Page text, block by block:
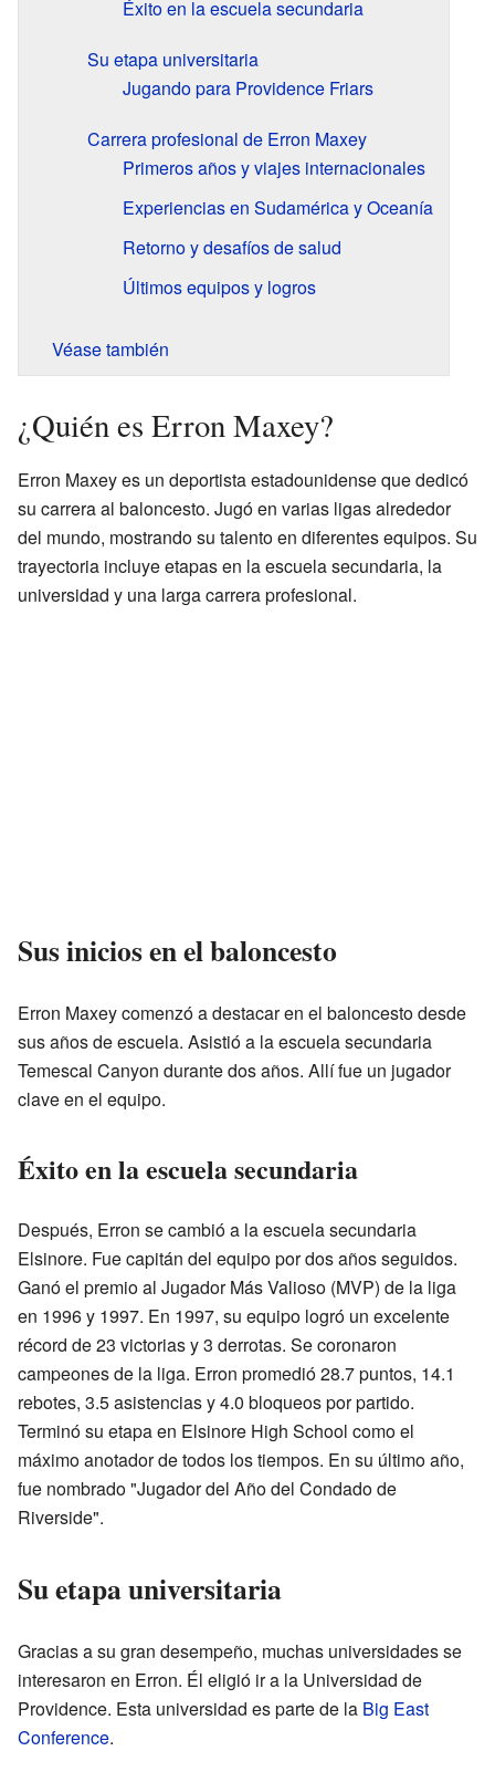
Éxito en la escuela secundaria
Su etapa universitaria
Jugando para Providence Friars
Carrera profesional de Erron Maxey
Primeros años y viajes internacionales
Experiencias en Sudamérica y Oceanía
Retorno y desafíos de salud
Últimos equipos y logros
Véase también
¿Quién es Erron Maxey?
Erron Maxey es un deportista estadounidense que dedicó
su carrera al baloncesto. Jugó en varias ligas alrededor
del mundo, mostrando su talento en diferentes equipos. Su
trayectoria incluye etapas en la escuela secundaria, la
universidad y una larga carrera profesional.
Sus inicios en el baloncesto
Erron Maxey comenzó a destacar en el baloncesto desde
sus años de escuela. Asistió a la escuela secundaria
Temescal Canyon durante dos años. Allí fue un jugador
clave en el equipo.
Éxito en la escuela secundaria
Después, Erron se cambió a la escuela secundaria
Elsinore. Fue capitán del equipo por dos años seguidos.
Ganó el premio al Jugador Más Valioso (MVP) de la liga
en 1996 y 1997. En 1997, su equipo logró un excelente
récord de 23 victorias y 3 derrotas. Se coronaron
campeones de la liga. Erron promedió 28.7 puntos, 14.1
rebotes, 3.5 asistencias y 4.0 bloqueos por partido.
Terminó su etapa en Elsinore High School como el
máximo anotador de todos los tiempos. En su último año,
fue nombrado "Jugador del Año del Condado de
Riverside".
Su etapa universitaria
Gracias a su gran desempeño, muchas universidades se
interesaron en Erron. Él eligió ir a la Universidad de
Providence. Esta universidad es parte de la Big East
Conference.